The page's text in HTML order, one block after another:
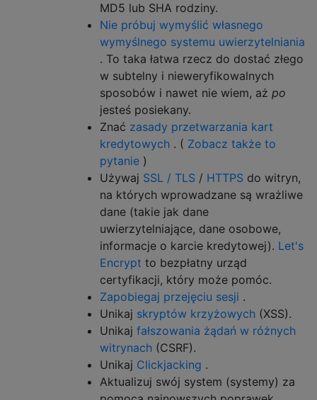
MD5 lub SHA rodziny.
Nie próbuj wymyślić własnego
wymyślnego systemu uwierzytelniania
. To taka łatwa rzecz do dostać złego
w subtelny i nieweryfikowalnych
sposobów i nawet nie wiem, aż po
jesteś posiekany.
Znać zasady przetwarzania kart
kredytowych . ( Zobacz także to
pytanie )
Używaj SSL / TLS / HTTPS do witryn,
na których wprowadzane są wrażliwe
dane (takie jak dane
uwierzytelniające, dane osobowe,
informacje o karcie kredytowej). Let's
Encrypt to bezpłatny urząd
certyfikacji, który może pomóc.
Zapobiegaj przejęciu sesji .
Unikaj skryptów krzyżowych (XSS).
Unikaj fałszowania żądań w różnych
witrynach (CSRF).
Unikaj Clickjacking .
Aktualizuj swój system (systemy) za